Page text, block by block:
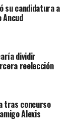
su candidatura a
Ancud
dividir
reelección
tras concurso
Alexis